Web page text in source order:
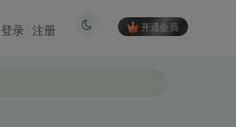
开通会员
登录 注册